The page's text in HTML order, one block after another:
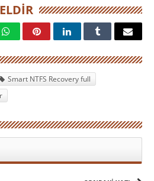
Smart NTFS Recovery full